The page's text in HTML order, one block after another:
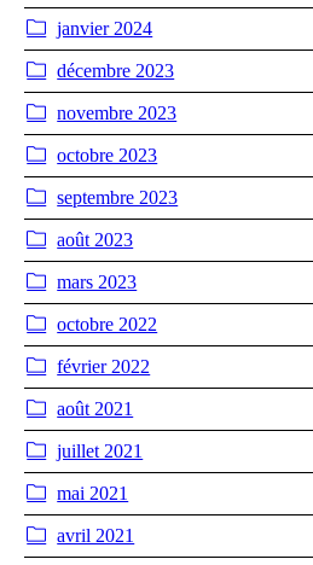
janvier 2024
décembre 2023
novembre 2023
octobre 2023
septembre 2023
août 2023
mars 2023
octobre 2022
février 2022
août 2021
juillet 2021
mai 2021
avril 2021